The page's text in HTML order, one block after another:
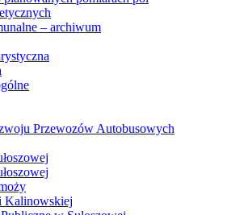
– archiwum
Przewozów Autobusowych
Kalinowskiej